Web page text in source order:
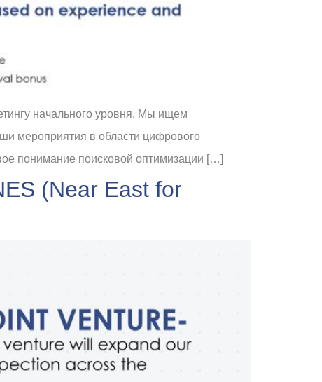
начального уровня. Мы ищем
мероприятия в области цифрового
понимание поисковой оптимизации […]
(Near East for